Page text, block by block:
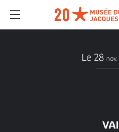
Le 28 nov.
VAI